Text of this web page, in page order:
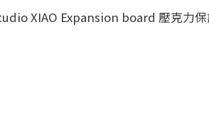
XIAO Expansion board 壓克力保